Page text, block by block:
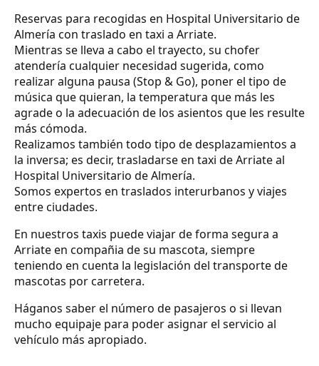
Reservas para recogidas en Hospital Universitario de
Almería con traslado en taxi a Arriate.
Mientras se lleva a cabo el trayecto, su chofer
atendería cualquier necesidad sugerida, como
realizar alguna pausa (Stop & Go), poner el tipo de
música que quieran, la temperatura que más les
agrade o la adecuación de los asientos que les resulte
más cómoda.
Realizamos también todo tipo de desplazamientos a
la inversa; es decir, trasladarse en taxi de Arriate al
Hospital Universitario de Almería.
Somos expertos en traslados interurbanos y viajes
entre ciudades.
En nuestros taxis puede viajar de forma segura a
Arriate en compañia de su mascota, siempre
teniendo en cuenta la legislación del transporte de
mascotas por carretera.
Háganos saber el número de pasajeros o si llevan
mucho equipaje para poder asignar el servicio al
vehículo más apropiado.